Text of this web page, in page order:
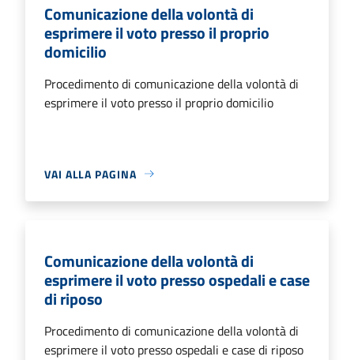
Comunicazione della volontà di
esprimere il voto presso il proprio
domicilio
Procedimento di comunicazione della volontà di
esprimere il voto presso il proprio domicilio
VAI ALLA PAGINA
Comunicazione della volontà di
esprimere il voto presso ospedali e case
di riposo
Procedimento di comunicazione della volontà di
esprimere il voto presso ospedali e case di riposo